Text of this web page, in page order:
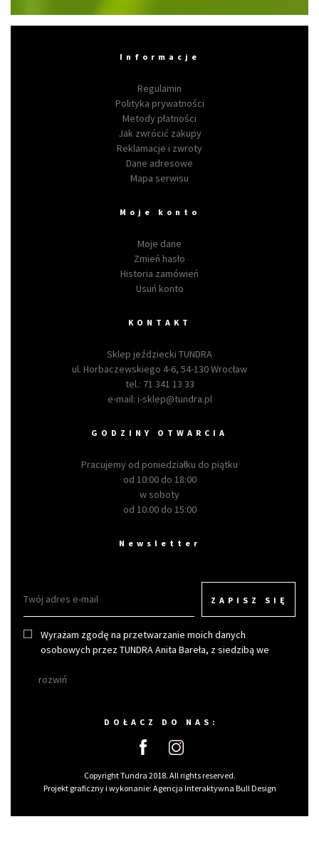
Informacje
Regulamin
Polityka prywatności
Metody płatności
Jak zwrócić zakupy
Reklamacje i zwroty
Dane adresowe
Mapa serwisu
Moje konto
Moje dane
Zmień hasło
Historia zamówień
Usuń konto
KONTAKT
Sklep jeździecki TUNDRA
ul. Horbaczewskiego 4-6, 54-130 Wrocław
tel.: 71 341 13 33
e-mail: i-sklep@tundra.pl
GODZINY OTWARCIA
Pracujemy od poniedziałku do piątku
od 10:00 do 18:00
w soboty
od 10:00 do 15:00
Newsletter
ZAPISZ SIĘ
Wyrażam zgodę na przetwarzanie moich danych
osobowych przez TUNDRA Anita Bareła, z siedzibą we
rozwiń
DOŁACZ DO NAS:
Copyright Tundra 2018. All rights reserved.
Projekt graficzny i wykonanie: Agencja Interaktywna Bull Design